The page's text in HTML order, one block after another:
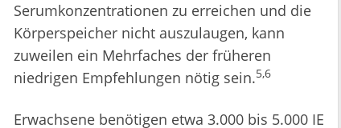
Serumkonzentrationen zu erreichen und die
Körperspeicher nicht auszulaugen, kann
zuweilen ein Mehrfaches der früheren
niedrigen Empfehlungen nötig sein.5,6
Erwachsene benötigen etwa 3.000 bis 5.000 IE